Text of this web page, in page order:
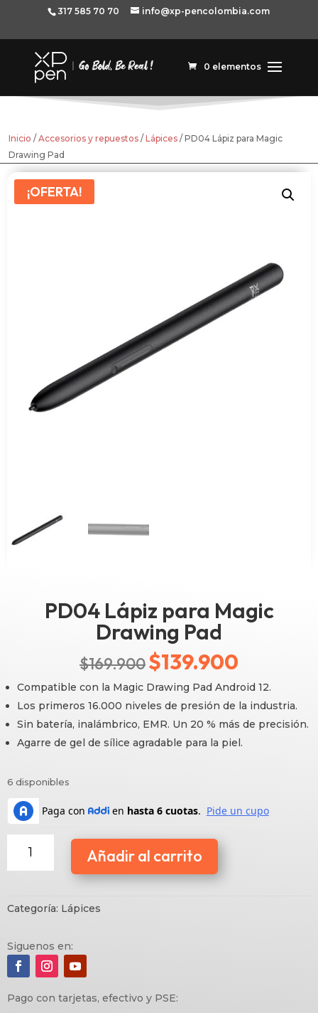
317 585 70 70 info@xp-pencolombia.com
0 elementos
Inicio / Accesorios y repuestos / Lápices / PD04 Lápiz para Magic
Drawing Pad
¡OFERTA!
PD04 Lápiz para Magic
Drawing Pad
$169.900El
precio
original
era:
$139.900
precio
actual
es:
Compatible con la Magic Drawing Pad Android 12.
Los primeros 16.000 niveles de presión de la industria.
Sin batería, inalámbrico, EMR. Un 20 % más de precisión.
Agarre de gel de sílice agradable para la piel.
6 disponibles
Lápiz
para
Drawing
cantidad
Añadir al carrito
Categoría: Lápices
Siguenos en:
Pago con tarjetas, efectivo y PSE: